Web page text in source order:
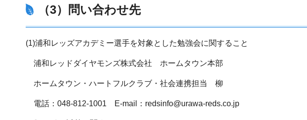
（3）問い合わせ先
(1)浦和レッズアカデミー選手を対象とした勉強会に関すること
浦和レッドダイヤモンズ株式会社 ホームタウン本部
ホームタウン・ハートフルクラブ・社会連携担当 柳
電話：048-812-1001 E-mail：redsinfo@urawa-reds.co.jp